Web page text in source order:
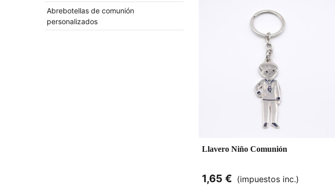
Abrebotellas de comunión
personalizados
Llavero Niño Comunión
1,65 € (impuestos inc.)